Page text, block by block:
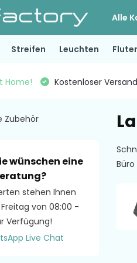
Alle
Streifen Leuchten Fluter
Home! Kostenloser
Zubehör
wünschen eine
stehen Ihnen
von 08:00 -
Verfügung!
Live Chat